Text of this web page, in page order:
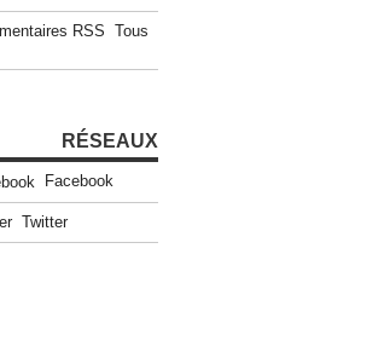
Tous
RÉSEAUX
Facebook
Twitter